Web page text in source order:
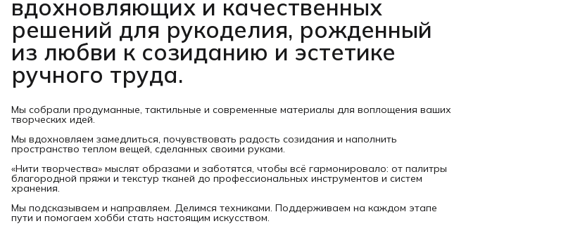
вдохновляющих и качественных
решений для рукоделия, рожденный
из любви к созиданию и эстетике
ручного труда.
Мы собрали продуманные, тактильные и современные материалы для воплощения ваших
творческих идей.
Мы вдохновляем замедлиться, почувствовать радость созидания и наполнить
пространство теплом вещей, сделанных своими руками.
«Нити творчества» мыслят образами и заботятся, чтобы всё гармонировало: от палитры
благородной пряжи и текстур тканей до профессиональных инструментов и систем
хранения.
Мы подсказываем и направляем. Делимся техниками. Поддерживаем на каждом этапе
пути и помогаем хобби стать настоящим искусством.